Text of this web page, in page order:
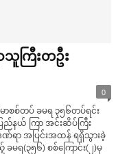
သူကြီးတဦး
0
စစ်တပ် ခမရ ၃၅၆တပ်ရင်း
ည်နယ် ကြာ အင်းဆိပ်ကြီး
ဏ်ရာ အပြင်းအထန် ရရှိသွားခဲ့
(၃၅၆) စစ်‌ကြောင်း(၂)မှ